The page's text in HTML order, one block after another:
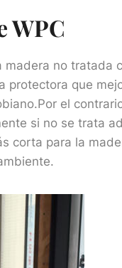
WPC
no tratada
protectora que
el
si no se trata
corta para la